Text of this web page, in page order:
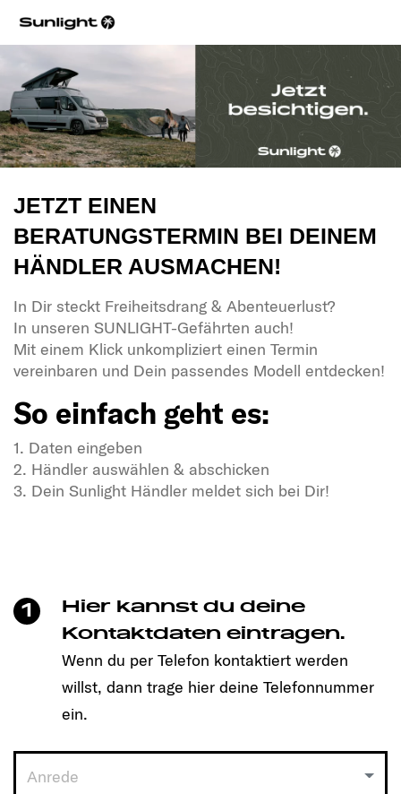
JETZT EINEN
BERATUNGSTERMIN BEI DEINEM
HÄNDLER AUSMACHEN!
In Dir steckt Freiheitsdrang & Abenteuerlust?
In unseren SUNLIGHT-Gefährten auch!
Mit einem Klick unkompliziert einen Termin
vereinbaren und Dein passendes Modell entdecken!
So einfach geht es:
1. Daten eingeben
2. Händler auswählen & abschicken
3. Dein Sunlight Händler meldet sich bei Dir!
So einfach geht es:
1. Daten eingeben
2. Händler auswählen & abschicken
3. Dein Sunlight Händler meldet sich bei Dir!
1
Hier kannst du deine
Kontaktdaten eintragen.
Wenn du per Telefon kontaktiert werden
willst, dann trage hier deine Telefonnummer
ein.
Anrede